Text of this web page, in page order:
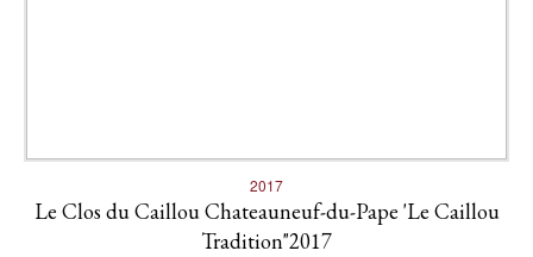
2017
Le Clos du Caillou Chateauneuf-du-Pape 'Le Caillou
Tradition"2017